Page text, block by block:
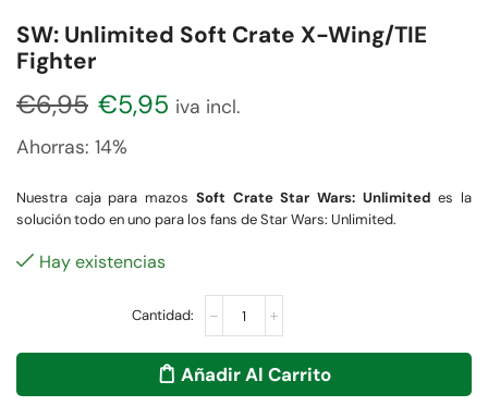
SW: Unlimited Soft Crate X-Wing/TIE
Fighter
€6,95 €5,95 iva incl.
Ahorras: 14%
Nuestra caja para mazos Soft Crate Star Wars: Unlimited es la
solución todo en uno para los fans de Star Wars: Unlimited.
Hay existencias
Añadir Al Carrito